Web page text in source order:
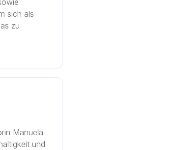
sich als
zu
Manuela
und